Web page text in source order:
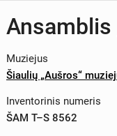
Ansamblis
Muziejus
Šiaulių „Aušros“
Inventorinis numeris
ŠAM T–S 8562